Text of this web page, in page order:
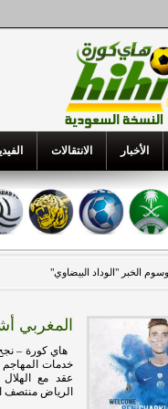
الأخبار الانتقالات
وسوم الخبر "الوداد البيضاوي"
المغربي
هاي كورة –
خدمات
الرياض منتصف